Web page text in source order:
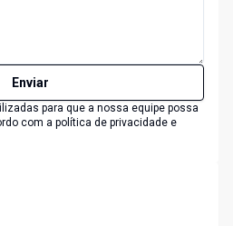
Enviar
para que a nossa equipe possa
com a política de privacidade e